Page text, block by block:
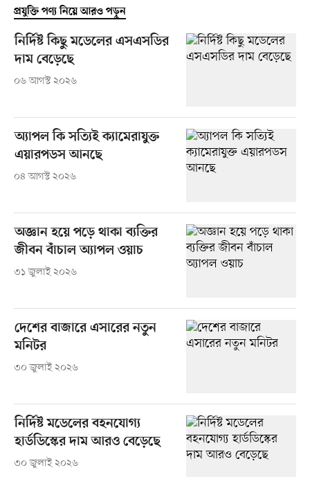
প্রযুক্তি পণ্য নিয়ে আরও পড়ুন
নির্দিষ্ট কিছু মডেলের এসএসডির
দাম বেড়েছে
০৬ আগস্ট ২০২৬
অ্যাপল কি সত্যিই ক্যামেরাযুক্ত
এয়ারপডস আনছে
০৪ আগস্ট ২০২৬
অজ্ঞান হয়ে পড়ে থাকা ব্যক্তির
জীবন বাঁচাল অ্যাপল ওয়াচ
৩১ জুলাই ২০২৬
দেশের বাজারে এসারের নতুন
মনিটর
৩০ জুলাই ২০২৬
নির্দিষ্ট মডেলের বহনযোগ্য
হার্ডডিস্কের দাম আরও বেড়েছে
৩০ জুলাই ২০২৬